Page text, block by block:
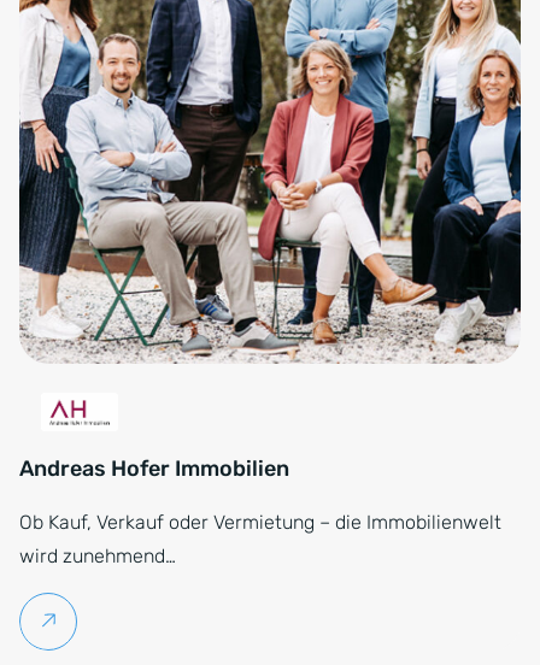
Andreas Hofer Immobilien
Ob Kauf, Verkauf oder Vermietung – die Immobilienwelt
wird zunehmend…
Weiterlesen